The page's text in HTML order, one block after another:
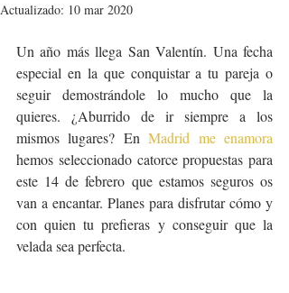
Actualizado: 10 mar 2020
Un año más llega San Valentín. Una fecha
especial en la que conquistar a tu pareja o
seguir demostrándole lo mucho que la
quieres. ¿Aburrido de ir siempre a los
mismos lugares? En Madrid me enamora
hemos seleccionado catorce propuestas para
este 14 de febrero que estamos seguros os
van a encantar. Planes para disfrutar cómo y
con quien tu prefieras y conseguir que la
velada sea perfecta.